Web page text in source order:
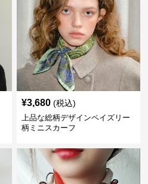
¥3,680 (税込)
上品な総柄デザインペイズリー
柄ミニスカーフ